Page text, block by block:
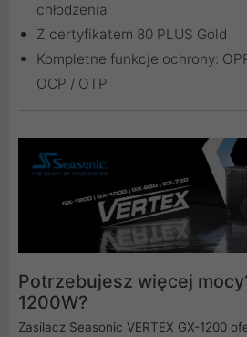
chłodzenia
Z certyfikatem 80 PLUS Gold
Kompletne funkcje ochrony:
OCP / OTP
Potrzebujesz więcej
1200W?
Zasilacz Seasonic VERTEX GX-1200